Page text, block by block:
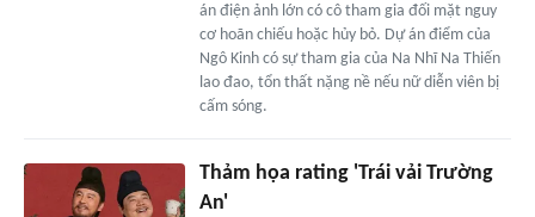
án điện ảnh lớn có cô tham gia đối mặt nguy
cơ hoãn chiếu hoặc hủy bỏ. Dự án điểm của
Ngô Kinh có sự tham gia của Na Nhĩ Na Thiến
lao đao, tổn thất nặng nề nếu nữ diễn viên bị
cấm sóng.
Thảm họa rating 'Trái vải Trường
An'